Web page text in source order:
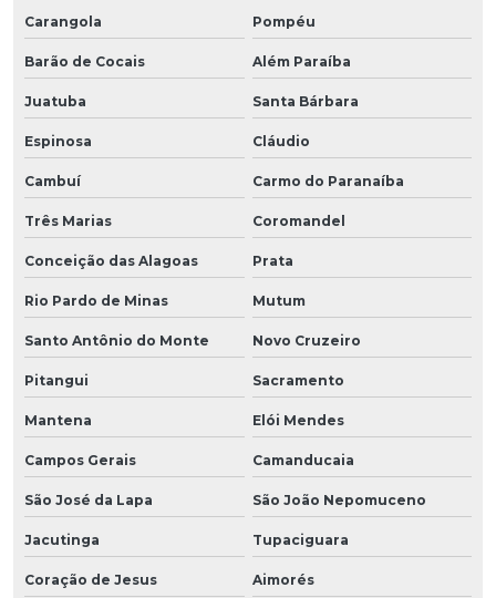
Carangola Pompéu
Barão de Cocais Além Paraíba
Juatuba Santa Bárbara
Espinosa Cláudio
Cambuí Carmo do Paranaíba
Três Marias Coromandel
Conceição das Alagoas Prata
Rio Pardo de Minas Mutum
Santo Antônio do Monte Novo Cruzeiro
Pitangui Sacramento
Mantena Elói Mendes
Campos Gerais Camanducaia
São José da Lapa São João Nepomuceno
Jacutinga Tupaciguara
Coração de Jesus Aimorés